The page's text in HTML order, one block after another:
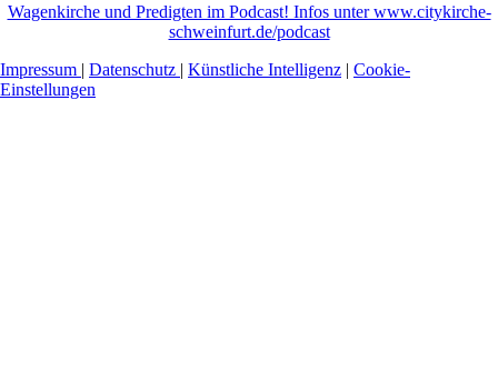
Wagenkirche und Predigten im Podcast! Infos unter www.citykirche-
schweinfurt.de/podcast
Impressum | Datenschutz | Künstliche Intelligenz | Cookie-
Einstellungen